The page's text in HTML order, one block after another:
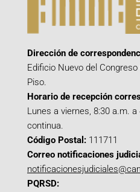
Dirección de
Edificio Nuevo del
Piso.
Horario de recepción
Lunes a viernes, 8:30 a.m. a
continua.
Código Postal: 111711
Correo notificaciones
PQRSD: